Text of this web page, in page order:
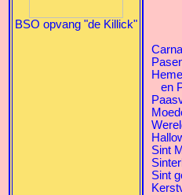
BSO opvang "de Killick"
en
Sint
Sint